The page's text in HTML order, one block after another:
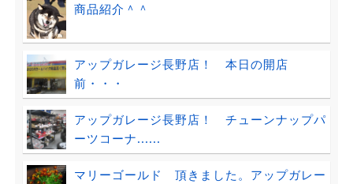
商品紹介＾＾
アップガレージ長野店！ 本日の開店
前・・・
アップガレージ長野店！ チューンナップパ
ーツコーナ......
マリーゴールド 頂きました。アップガレー